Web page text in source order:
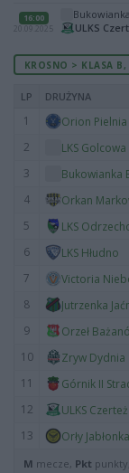
16:00
20.09.2025
ULKS
KROSNO > KLASA
LP DRUŻYNA
1 Orion Pielnia
2
LKS Golcowa
3
4
Orkan
5
LKS
6
LKS Hłudno
7
Victoria
8
Jutrzenka
9
Orzeł
10
Zryw Dydnia
11
12
ULKS Czerteż
13
Orły Jabłonka
M mecze, Pkt punkty,